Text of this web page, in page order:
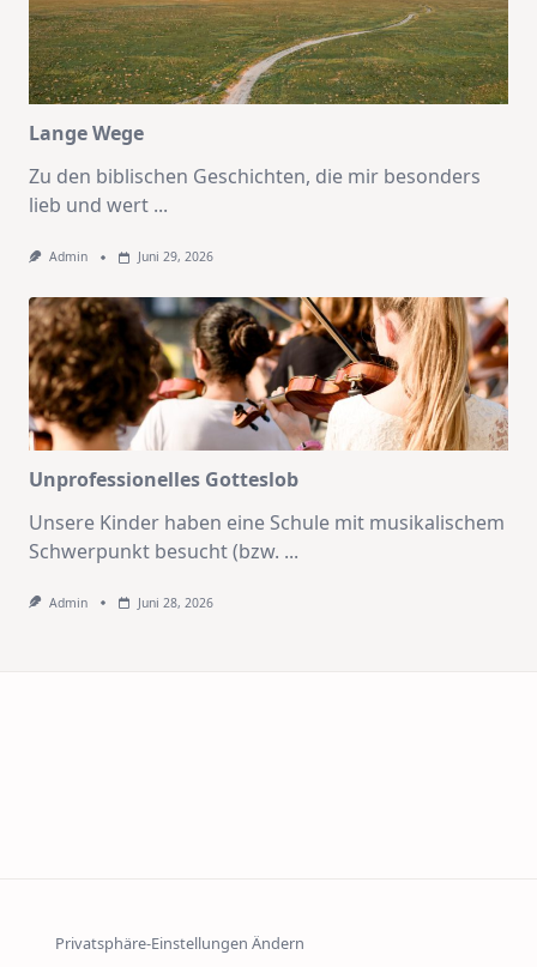
Lange Wege
Zu den biblischen Geschichten, die mir besonders
lieb und wert ...
Admin Juni 29, 2026
Unprofessionelles Gotteslob
Unsere Kinder haben eine Schule mit musikalischem
Schwerpunkt besucht (bzw. ...
Admin Juni 28, 2026
Privatsphäre-Einstellungen Ändern